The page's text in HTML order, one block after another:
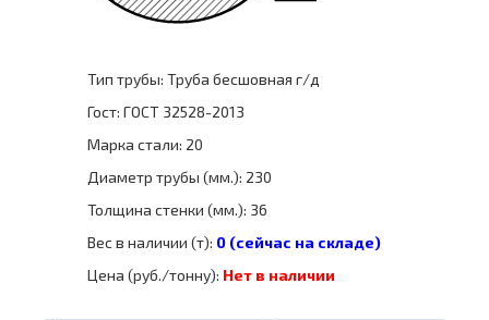
Тип трубы: Труба бесшовная г/д
Гост: ГОСТ 32528-2013
Марка стали: 20
Диаметр трубы (мм.): 230
Толщина стенки (мм.): 36
Вес в наличии (т): 0 (сейчас на складе)
Цена (руб./тонну): Нет в наличии